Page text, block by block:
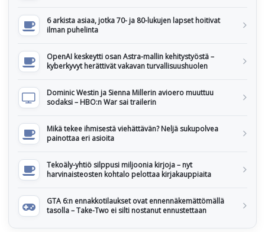
6 arkista asiaa, jotka 70- ja 80-lukujen lapset hoitivat
ilman puhelinta
OpenAI keskeytti osan Astra-mallin kehitystyöstä –
kyberkyvyt herättivät vakavan turvallisuushuolen
Dominic Westin ja Sienna Millerin avioero muuttuu
sodaksi – HBO:n War sai trailerin
Mikä tekee ihmisestä viehättävän? Neljä sukupolvea
painottaa eri asioita
Tekoäly-yhtiö silppusi miljoonia kirjoja – nyt
harvinaisteosten kohtalo pelottaa kirjakauppiaita
GTA 6:n ennakkotilaukset ovat ennennäkemättömällä
tasolla – Take-Two ei silti nostanut ennustettaan